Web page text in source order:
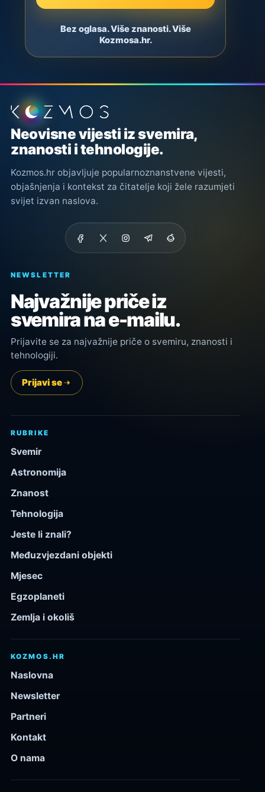
Bez oglasa. Više znanosti. Više
Kozmosa.hr.
Podnožje stranice
Neovisne vijesti iz svemira,
znanosti i tehnologije.
Kozmos.hr objavljuje popularnoznanstvene vijesti,
objašnjenja i kontekst za čitatelje koji žele razumjeti
svijet izvan naslova.
NEWSLETTER
Najvažnije priče iz
svemira na e-mailu.
Prijavite se za najvažnije priče o svemiru, znanosti i
tehnologiji.
Prijavi se
RUBRIKE
Svemir
Astronomija
Znanost
Tehnologija
Jeste li znali?
Međuzvjezdani objekti
Mjesec
Egzoplaneti
Zemlja i okoliš
KOZMOS.HR
Naslovna
Newsletter
Partneri
Kontakt
O nama